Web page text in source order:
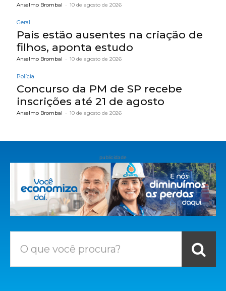
Anselmo Brombal - 10 de agosto de 2026
Geral
Pais estão ausentes na criação de
filhos, aponta estudo
Anselmo Brombal - 10 de agosto de 2026
Polícia
Concurso da PM de SP recebe
inscrições até 21 de agosto
Anselmo Brombal - 10 de agosto de 2026
publicidade
O que você procura?